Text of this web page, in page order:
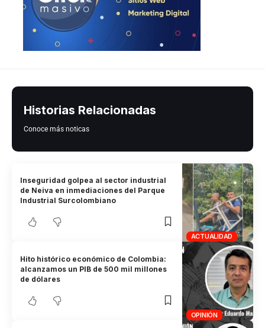
Historias Relacionadas
Conoce más noticas
ACTUALIDAD
Inseguridad golpea al sector industrial
de Neiva en inmediaciones del Parque
Industrial Surcolombiano
OPINIÓN
Hito histórico económico de Colombia:
alcanzamos un PIB de 500 mil millones
de dólares